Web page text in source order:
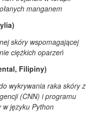
manganem
skóry wspomagającej
ciężkich oparzeń
Filipiny)
wykrywania raka skóry z
(CNN) i programu
języku Python